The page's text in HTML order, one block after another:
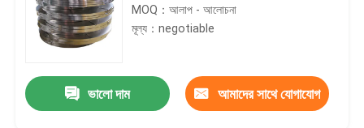
MOQ：আলাপ - আলোচনা
মূল্য：negotiable
ভালো দাম আমাদের সাথে যোগাযোগ